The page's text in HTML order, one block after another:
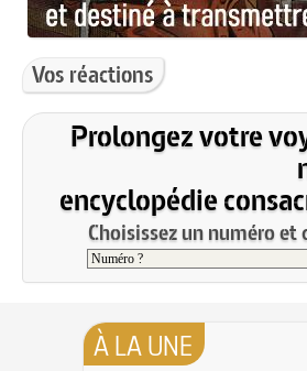
Vos réactions
Prolongez votre
encyclopédie
Choisissez un numéro
À LA UNE